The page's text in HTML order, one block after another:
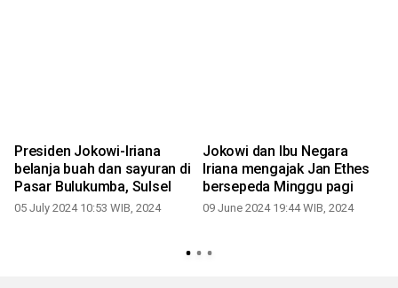
Presiden Jokowi-Iriana
belanja buah dan sayuran di
Pasar Bulukumba, Sulsel
05 July 2024 10:53 WIB, 2024
Jokowi dan Ibu Negara
Iriana mengajak Jan Ethes
bersepeda Minggu pagi
09 June 2024 19:44 WIB, 2024